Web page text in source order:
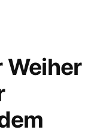
Weiher